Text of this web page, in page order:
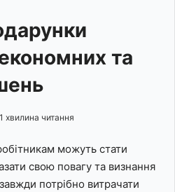
та
1 хвилина читання
можуть стати
свою повагу та визнання
потрібно витрачати